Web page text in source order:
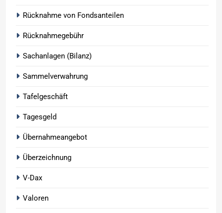
Rücknahme von Fondsanteilen
Rücknahmegebühr
Sachanlagen (Bilanz)
Sammelverwahrung
Tafelgeschäft
Tagesgeld
Übernahmeangebot
Überzeichnung
V-Dax
Valoren